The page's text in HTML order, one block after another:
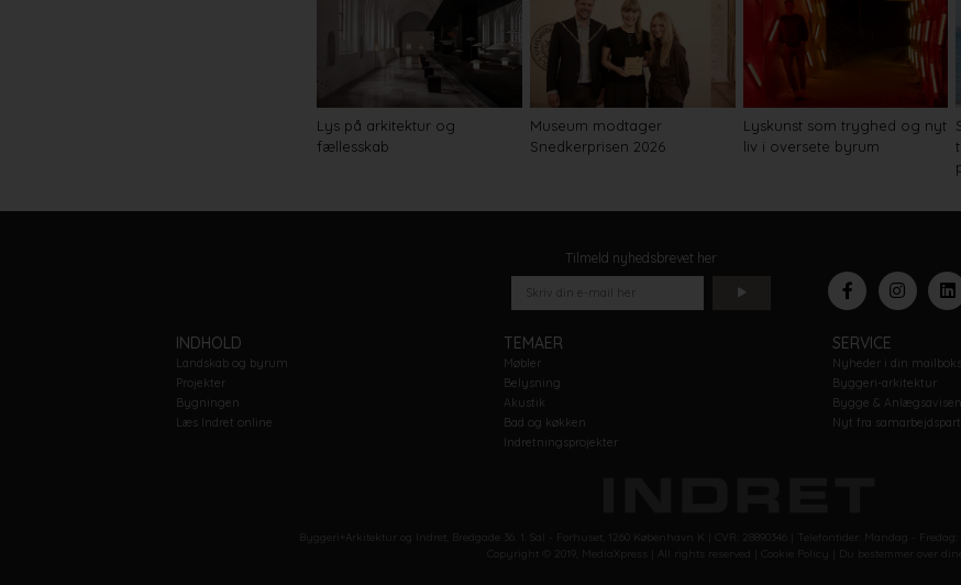
Lys på arkitektur og
fællesskab
Museum modtager
Snedkerprisen 2026
Lyskunst som tryghed og nyt
liv i oversete byrum
Tilmeld nyhedsbrevet her
INDHOLD
Landskab og byrum
Projekter
Bygningen
Læs Indret online
TEMAER
Møbler
Belysning
Akustik
Bad og køkken
Indretningsprojekter
SERVICE
Nyheder i din mailboks
Byggeri-arkitektur
Bygge & Anlægsavisen
Nyt fra
Byggeri+Arkitektur og Indret, Bredgade 36. 1. Sal - Forhuset, 1260 København K | CVR: 28890346 | Telefontider: Mandag - Fredag:
Copyright © 2019, MediaXpress | All rights reserved |
Cookie Policy | Du bestemmer over